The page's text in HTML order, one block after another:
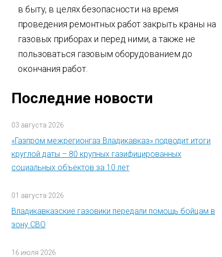
в быту, в целях безопасности на время
проведения ремонтных работ закрыть краны на
газовых приборах и перед ними, а также не
пользоваться газовым оборудованием до
окончания работ.
Последние новости
03 августа 2026
«Газпром межрегионгаз Владикавказ» подводит итоги
круглой даты – 80 крупных газифицированных
социальных объектов за 10 лет
01 августа 2026
Владикавказские газовики передали помощь бойцам в
зону СВО
16 июля 2026